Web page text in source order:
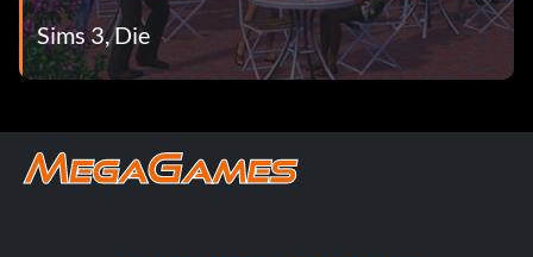
Sims 3, Die